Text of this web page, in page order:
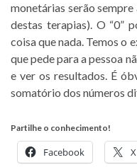
monetárias serão
destas terapias). O “0”
coisa que nada. Temos o
que pede para a pessoa
e ver os resultados. É
somatório dos números
Partilhe o conhecimento!
Facebook X